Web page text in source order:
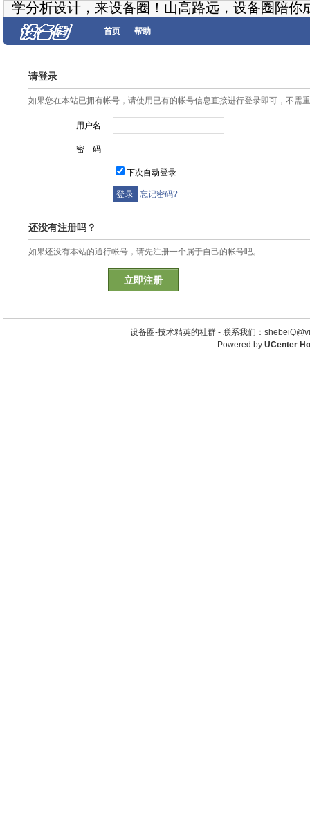
学分析设计，来设备圈！山高路远，设备圈陪你
首页 帮助
请登录
如果您在本站已拥有帐号，请使用已有的帐号信息直接进行登录即可，不需
用户名
密 码
下次自动登录
忘记密码?
还没有注册吗？
如果还没有本站的通行帐号，请先注册一个属于自己的帐号吧。
立即注册
设备圈-技术精英的社群 - 联系我们：
Powered by UCenter